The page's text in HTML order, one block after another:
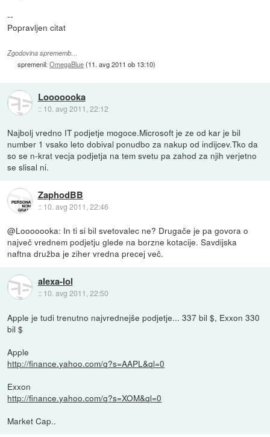
--
Popravljen citat
Zgodovina sprememb…
spremenil:OmegaBlue(11. avg 2011 ob 13:10)
Looooooka
:: 10. avg 2011, 22:12
Najbolj vredno IT podjetje mogoce.Microsoft je ze od kar je bil
number 1 vsako leto dobival ponudbo za nakup od indijcev.Tko da
so se n-krat vecja podjetja na tem svetu pa zahod za njih verjetno
se slisal ni.
ZaphodBB
:: 10. avg 2011, 22:46
@Looooooka: In ti si bil svetovalec ne? Drugače je pa govora o
največ vrednem podjetju glede na borzne kotacije. Savdijska
naftna družba je ziher vredna precej več.
alexa-lol
:: 10. avg 2011, 22:50
Apple je tudi trenutno najvrednejše podjetje... 337 bil $, Exxon 330
bil $
Apple
http://finance.yahoo.com/q?s=AAPL&ql=0
Exxon
http://finance.yahoo.com/q?s=XOM&ql=0
Market Cap..